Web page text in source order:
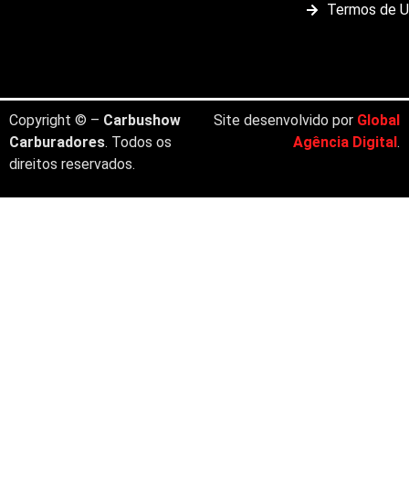
Termos de
Copyright © – Carbushow
Carburadores. Todos os
direitos reservados.
Site desenvolvido por Global
Agência Digital.